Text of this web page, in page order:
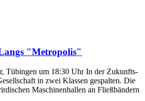
"Metropolis"
Tübin­gen um 18:30 Uhr In der Zukunfts­
in zwei Klas­sen gespal­ten. Die
Maschi­nen­hal­len an Fließbändern